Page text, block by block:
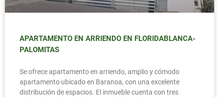
APARTAMENTO EN ARRIENDO EN FLORIDABLANCA-
PALOMITAS
Se ofrece apartamento en arriendo, amplio y cómodo
apartamento ubicado en Baranoa, con una excelente
distribución de espacios. El inmueble cuenta con tres